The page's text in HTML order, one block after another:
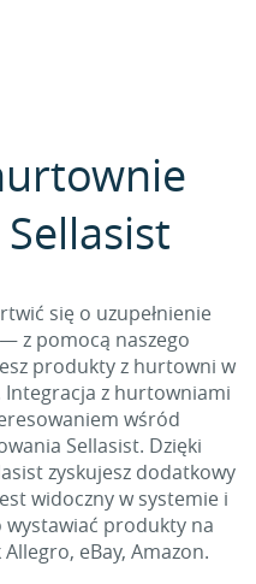
się o uzupełnienie
z pomocą naszego
produkty z hurtowni w
Integracja z hurtowniami
wśród
Sellasist. Dzięki
zyskujesz dodatkowy
widoczny w systemie i
wystawiać produkty na
eBay, Amazon.